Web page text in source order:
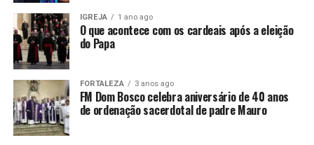
IGREJA 1 ano ago
O que acontece com os cardeais após a eleição
do Papa
FORTALEZA 3 anos ago
FM Dom Bosco celebra aniversário de 40 anos
de ordenação sacerdotal de padre Mauro